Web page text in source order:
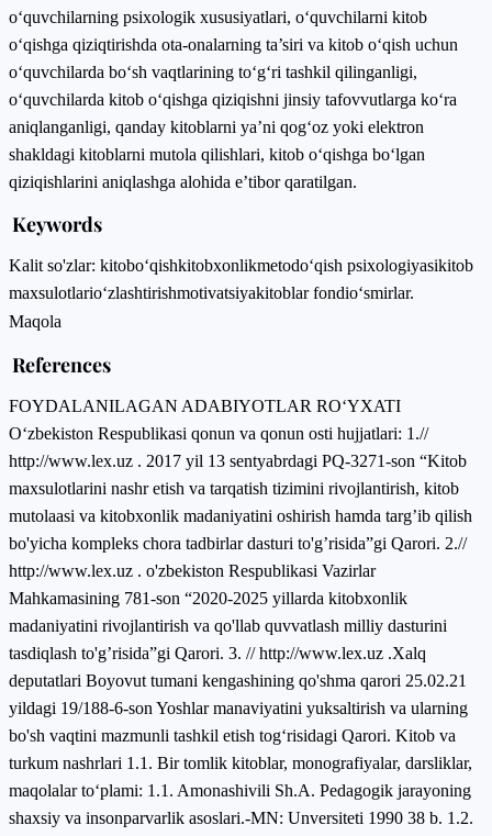
o‘quvchilarning psixologik xususiyatlari, o‘quvchilarni kitob
o‘qishga qiziqtirishda ota-onalarning ta’siri va kitob o‘qish uchun
o‘quvchilarda bo‘sh vaqtlarining to‘g‘ri tashkil qilinganligi,
o‘quvchilarda kitob o‘qishga qiziqishni jinsiy tafovvutlarga ko‘ra
aniqlanganligi, qanday kitoblarni ya’ni qog‘oz yoki elektron
shakldagi kitoblarni mutola qilishlari, kitob o‘qishga bo‘lgan
qiziqishlarini aniqlashga alohida e’tibor qaratilgan.
Keywords
Kalit so'zlar: kitobo‘qishkitobxonlikmetodo‘qish psixologiyasikitob
maxsulotlario‘zlashtirishmotivatsiyakitoblar fondio‘smirlar.
Maqola
References
FOYDALANILAGAN ADABIYOTLAR RO‘YXATI
O‘zbekiston Respublikasi qonun va qonun osti hujjatlari: 1.//
http://www.lex.uz . 2017 yil 13 sentyabrdagi PQ-3271-son “Kitob
maxsulotlarini nashr etish va tarqatish tizimini rivojlantirish, kitob
mutolaasi va kitobxonlik madaniyatini oshirish hamda targ’ib qilish
bo'yicha kompleks chora tadbirlar dasturi to'g’risida”gi Qarori. 2.//
http://www.lex.uz . o'zbekiston Respublikasi Vazirlar
Mahkamasining 781-son “2020-2025 yillarda kitobxonlik
madaniyatini rivojlantirish va qo'llab quvvatlash milliy dasturini
tasdiqlash to'g’risida”gi Qarori. 3. // http://www.lex.uz .Xalq
deputatlari Boyovut tumani kengashining qo'shma qarori 25.02.21
yildagi 19/188-6-son Yoshlar manaviyatini yuksaltirish va ularning
bo'sh vaqtini mazmunli tashkil etish tog‘risidagi Qarori. Kitob va
turkum nashrlari 1.1. Bir tomlik kitoblar, monografiyalar, darsliklar,
maqolalar toʻplami: 1.1. Amonashivili Sh.A. Pedagogik jarayoning
shaxsiy va insonparvarlik asoslari.-MN: Unversiteti 1990 38 b. 1.2.